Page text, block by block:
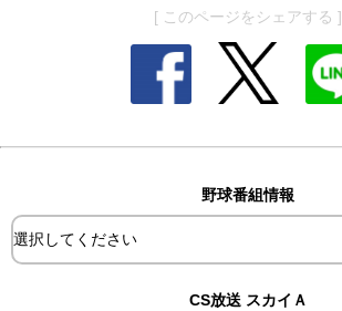
[ このページをシェアする ]
野球番組情報
CS放送 スカイＡ